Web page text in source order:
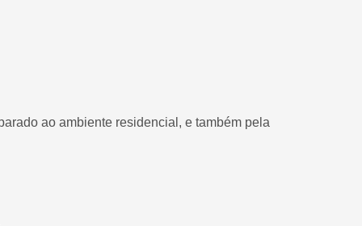
ao ambiente residencial, e também pela